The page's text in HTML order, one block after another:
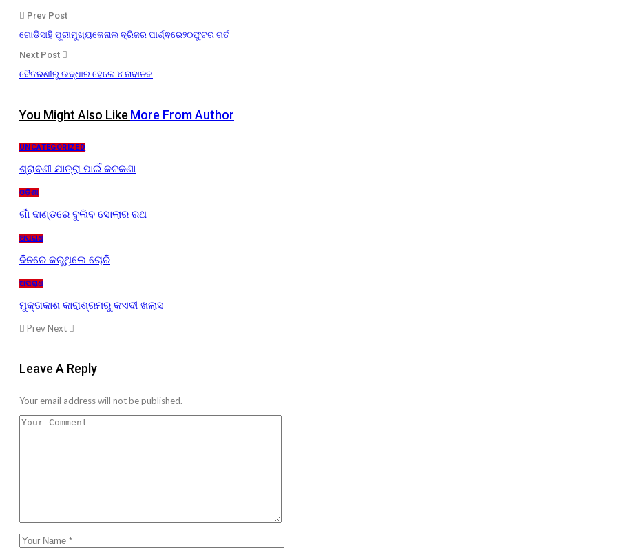
Prev Post
ଗୋଡିସାହି ପୁରୀମୁଖ୍ୟକେନାଲ ବ୍ରିଜର ପାର୍ଶ୍ଵରେ୨୦ଫୁଟର ଗର୍ତ
Next Post
ବୈତରଣୀରୁ ଉଦ୍ଧାର ହେଲେ ୪ ନାବାଳକ
You Might Also Like More From Author
UNCATEGORIZED
ଶ୍ରାବଣୀ ଯାତ୍ରା ପାଇଁ କଟକଣା
ଓଡ଼ିଶା
ଗାଁ ଦାଣ୍ଡରେ ବୁଲିବ ସୋଲାର ରଥ
ଅପରାଧ
ଦିନରେ କରୁଥିଲେ ଚୋରି
ଅପରାଧ
ମୁକ୍ତାକାଶ କାରାଶ୍ରମରୁ କଏଦୀ ଖଲାସ
PrevNext
Leave A Reply
Your email address will not be published.